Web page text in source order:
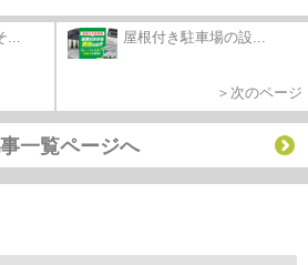
屋根付き駐車場の設...
＞次のページ
一覧ページへ